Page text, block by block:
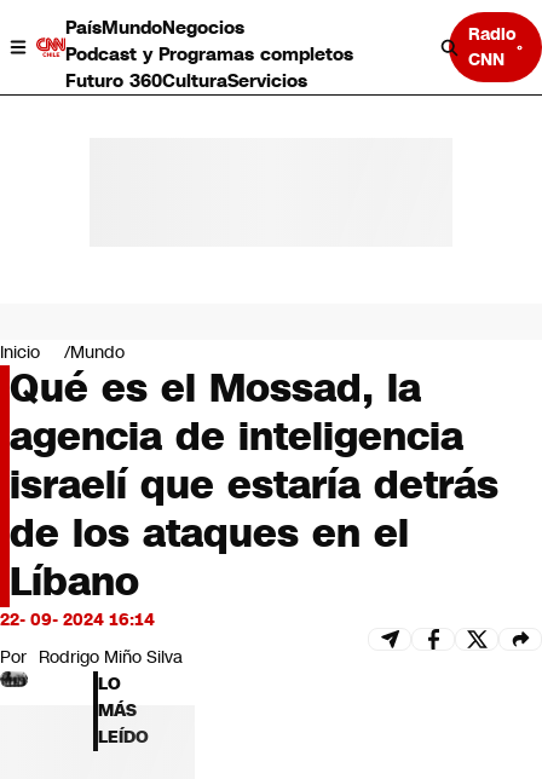
PaísMundoNegocios
Podcast y Programas completos
Futuro 360CulturaServicios
Radio
CNN
Negocios
Deportes
Programas completos
Cultura
Servicios
Bits
CNN tiempo
Futuro 360
Opinión
Inicio Mundo
Qué es el Mossad, la
agencia de inteligencia
israelí que estaría detrás
de los ataques en el
Líbano
22- 09- 2024 16:14
Por Rodrigo Miño Silva
LO
MÁS
LEÍDO